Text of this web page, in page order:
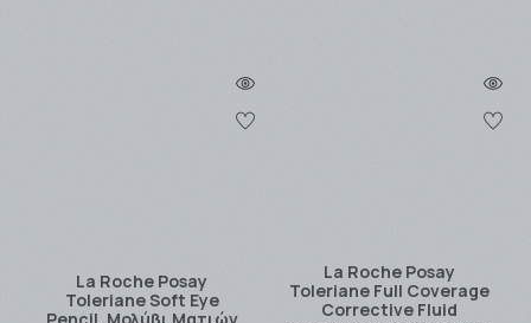
La Roche Posay
Toleriane Soft Eye
La Roche Posay
Toleriane Full Coverage
Corrective Fluid